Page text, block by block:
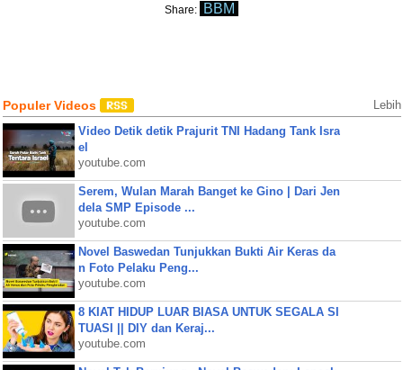
Share: BBM
Populer Videos Lebih
Video Detik detik Prajurit TNI Hadang Tank Isra
el
youtube.com
Serem, Wulan Marah Banget ke Gino | Dari Jen
dela SMP Episode ...
youtube.com
Novel Baswedan Tunjukkan Bukti Air Keras da
n Foto Pelaku Peng...
youtube.com
8 KIAT HIDUP LUAR BIASA UNTUK SEGALA SI
TUASI || DIY dan Keraj...
youtube.com